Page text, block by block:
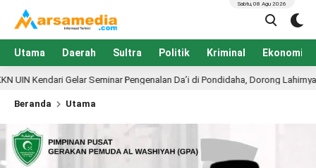
Utama Daerah Sultra Politik Kriminal Ekonomi
Sabtu, 08 Agu 2026
Pengenalan Da’i di Pondidaha, Dorong Lahirnya Generasi Mubalig Muda
Beranda Utama